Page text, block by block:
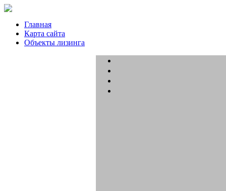
Главная
Карта сайта
Объекты лизинга